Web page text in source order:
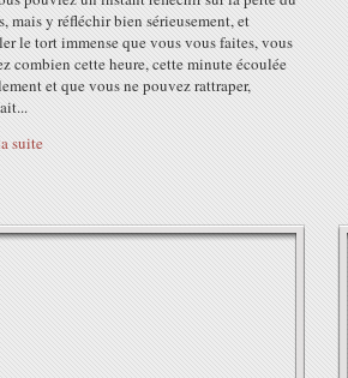
mais y réfléchir bien sérieusement, et
le tort immense que vous vous faites, vous
combien cette heure, cette minute écoulée
et que vous ne pouvez rattraper,
suite